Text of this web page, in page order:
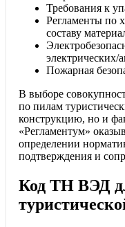
Требования к
Регламенты по
составу
электрических/
Пожарная
В выборе
по пилам
конструкцию, но и
«Регламентум»
определении
подтверждения и
Код ТН ВЭД